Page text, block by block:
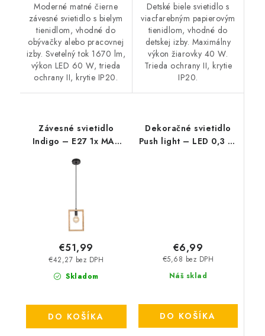
Moderné matné čierne
závesné svietidlo s bielym
tienidlom, vhodné do
obývačky alebo pracovnej
izby. Svetelný tok 1670 lm,
výkon LED 60 W, trieda
ochrany II, krytie IP20.
Detské biele svietidlo s
viacfarebným papierovým
tienidlom, vhodné do
detskej izby. Maximálny
výkon žiarovky 40 W.
Trieda ochrany II, krytie
IP20.
Závesné svietidlo
Indigo – E27 1x MAX
Skladom
€42,27 bez DPH
€51,99
DO KOŠÍKA
Dekoračné svietidlo
Push light – LED 0,3 W
Náš sklad
€5,68 bez DPH
€6,99
DO KOŠÍKA